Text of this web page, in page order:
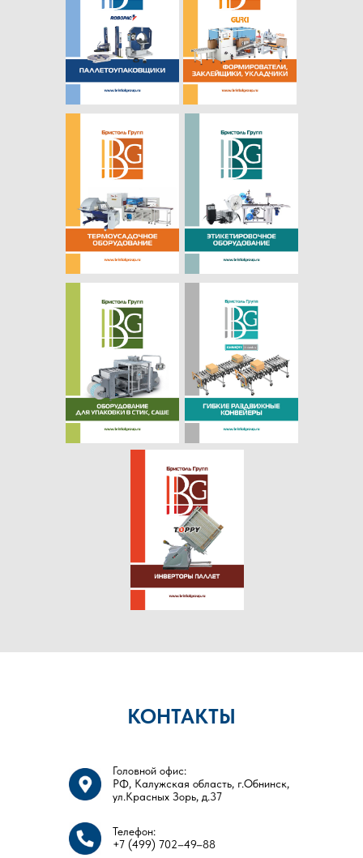
КОНТАКТЫ
Головной офис:
РФ, Калужская область, г.Обнинск,
ул.Красных Зорь, д.37
Телефон:
+7 (499) 702–49–88
ПОСЕТИТЬ НАШ ШОУРУМ